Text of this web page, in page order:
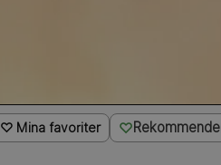
♡ Mina favoriter